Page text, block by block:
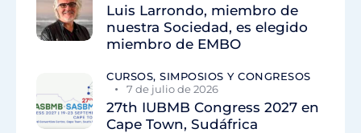
Luis Larrondo, miembro de
nuestra Sociedad, es elegido
miembro de EMBO
CURSOS, SIMPOSIOS Y CONGRESOS
7 de julio de 2026
27th IUBMB Congress 2027 en
Cape Town, Sudáfrica